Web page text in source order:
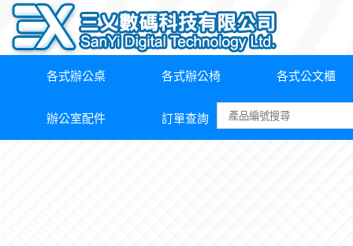
各式辦公桌 各式辦公椅 各式公文櫃
辦公室配件 訂單查詢